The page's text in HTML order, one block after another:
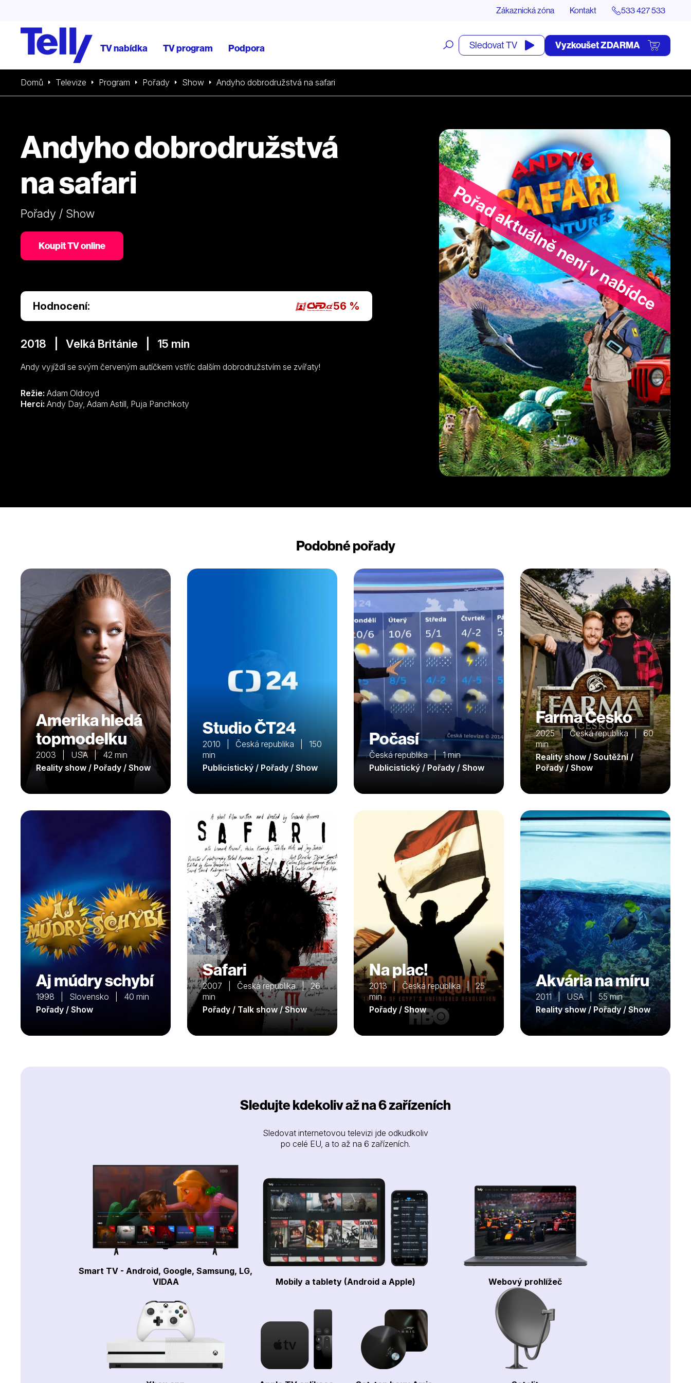
Zákaznická zóna Kontakt 533 427 533
TV nabídka TV program Podpora
Otevřít
vyhledávání
Sledovat TV Vyzkoušet ZDARMA
Domů Televize Program Pořady Show Andyho dobrodružstvá na safari
Pořad aktuálně není v nabídce
Andyho dobrodružstvá
na safari
Pořady / Show
Koupit TV online
Hodnocení: 56 %
2018 | Velká Británie | 15 min
Andy vyjíždí se svým červeným autíčkem vstříc dalším dobrodružstvím se zvířaty!
Režie: Adam Oldroyd
Herci:
Andy Day, Adam Astill, Puja Panchkoty
Podobné pořady
Amerika hledá
topmodelku
2003 | USA | 42 min
Reality show / Pořady / Show
Studio ČT24
2010 | Česká republika | 150
min
Publicistický / Pořady / Show
Počasí
Česká republika | 1 min
Publicistický / Pořady / Show
Farma Česko
2025 | Česká republika | 60
min
Reality show / Soutěžní /
Pořady / Show
Aj múdry schybí
1998 | Slovensko | 40 min
Pořady / Show
Safari
2007 | Česká republika | 26
min
Pořady / Talk show / Show
Na plac!
2013 | Česká republika | 25
min
Pořady / Show
Akvária na míru
2011 | USA | 55 min
Reality show / Pořady / Show
Sledujte kdekoliv až na 6 zařízeních
Sledovat internetovou televizi jde odkudkoliv
po celé EU, a to až na 6 zařízeních.
Smart TV - Android, Google, Samsung, LG,
VIDAA
Mobily a tablety (Android a Apple) Webový prohlížeč